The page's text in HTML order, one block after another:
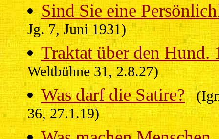
Sind Sie eine
Jg. 7, Juni 1931)
Traktat über den Hund.
Weltbühne 31, 2.8.27)
Was darf die Satire?
36, 27.1.19)